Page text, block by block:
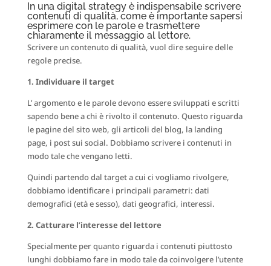
In una digital strategy è indispensabile scrivere
contenuti di qualità, come è importante sapersi
esprimere con le parole e trasmettere
chiaramente il messaggio al lettore.
Scrivere un contenuto di qualità, vuol dire seguire delle
regole precise.
1. Individuare il target
L’ argomento e le parole devono essere sviluppati e scritti
sapendo bene a chi è rivolto il contenuto. Questo riguarda
le pagine del sito web, gli articoli del blog, la landing
page, i post sui social. Dobbiamo scrivere i contenuti in
modo tale che vengano letti.
Quindi partendo dal target a cui ci vogliamo rivolgere,
dobbiamo identificare i principali parametri: dati
demografici (età e sesso), dati geografici, interessi.
2. Catturare l’interesse del lettore
Specialmente per quanto riguarda i contenuti piuttosto
lunghi dobbiamo fare in modo tale da coinvolgere l’utente